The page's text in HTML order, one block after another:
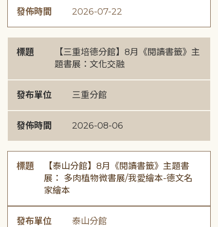
發佈時間 2026-07-22
標題
【三重培德分館】8月《閱讀書籤》主
題書展：文化交融
發布單位 三重分館
發佈時間 2026-08-06
標題
【泰山分館】8月《閱讀書籤》主題書
展： 多肉植物微書展/我愛繪本-德文名
家繪本
發布單位 泰山分館